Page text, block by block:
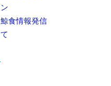
食情報発信